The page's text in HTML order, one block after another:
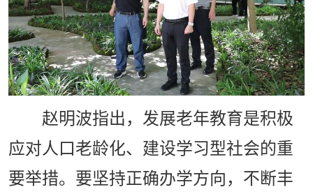
赵明波指出，发展老年教育是积极
应对人口老龄化、建设学习型社会的重
要举措。要坚持正确办学方向，不断丰